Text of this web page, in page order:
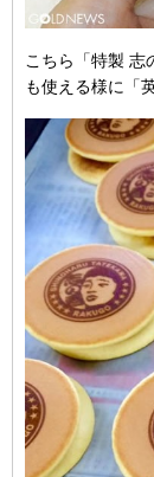
こちら「特製 志
も使える様に「